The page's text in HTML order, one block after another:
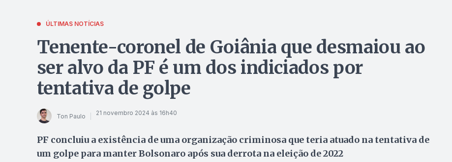
ÚLTIMAS NOTÍCIAS
Tenente-coronel de Goiânia que desmaiou ao
ser alvo da PF é um dos indiciados por
tentativa de golpe
Ton Paulo 21 novembro 2024 às 16h40
PF concluiu a existência de uma organização criminosa que teria atuado na tentativa de
um golpe para manter Bolsonaro após sua derrota na eleição de 2022